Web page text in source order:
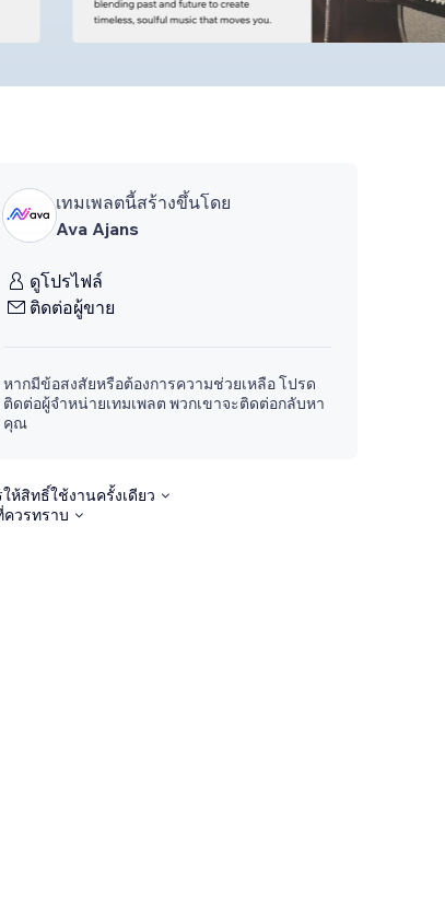
เทมเพลตนี้สร้างขึ้นโดย
Ava Ajans
ดูโปรไฟล์
ติดต่อผู้ขาย
หากมีข้อสงสัยหรือต้องการความช่วยเหลือ โปรด
ติดต่อผู้จำหน่ายเทมเพลต พวกเขาจะติดต่อกลับหา
คุณ
ให้สิทธิ์ใช้งานครั้งเดียว
ควรทราบ